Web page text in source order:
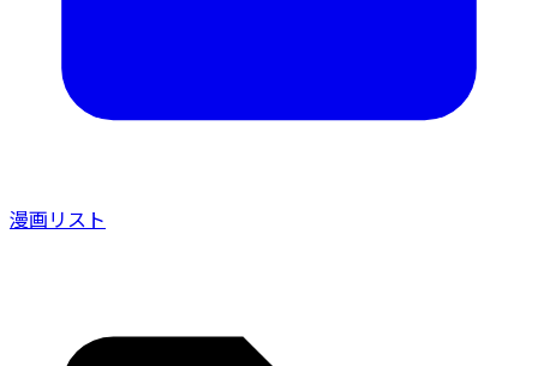
漫画リスト